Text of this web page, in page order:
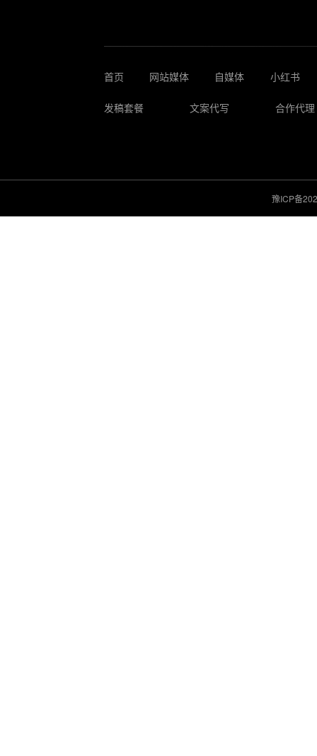
首页 网站媒体 自媒体 小红书
发稿套餐 文案代写 合作代理
豫ICP备